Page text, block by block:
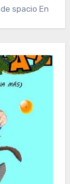
spacio En